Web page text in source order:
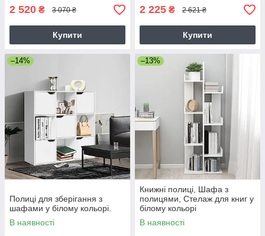
2 520 ₴ 3 070 ₴
Купити
2 225 ₴ 2 621 ₴
Купити
–14%
Полиці для зберігання з
шафами у білому кольорі.
В наявності
–13%
Книжні полиці, Шафа з
полицями, Стелаж для книг у
білому кольорі
В наявності